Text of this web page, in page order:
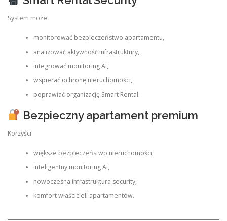
System może:
monitorować bezpieczeństwo apartamentu,
analizować aktywność infrastruktury,
integrować monitoring AI,
wspierać ochronę nieruchomości,
poprawiać organizację Smart Rental.
Bezpieczny apartament premium
Korzyści:
większe bezpieczeństwo nieruchomości,
inteligentny monitoring AI,
nowoczesna infrastruktura security,
komfort właścicieli apartamentów.